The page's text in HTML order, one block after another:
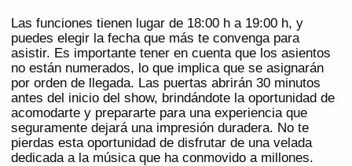
Las funciones tienen lugar de 18:00 h a 19:00 h, y
puedes elegir la fecha que más te convenga para
asistir. Es importante tener en cuenta que los asientos
no están numerados, lo que implica que se asignarán
por orden de llegada. Las puertas abrirán 30 minutos
antes del inicio del show, brindándote la oportunidad de
acomodarte y prepararte para una experiencia que
seguramente dejará una impresión duradera. No te
pierdas esta oportunidad de disfrutar de una velada
dedicada a la música que ha conmovido a millones.